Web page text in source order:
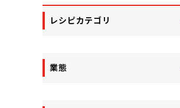
レシピカテゴリ
業態